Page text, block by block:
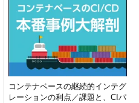
コンテナベースの継続的インテグ
レーションの利点／課題と、CIパ